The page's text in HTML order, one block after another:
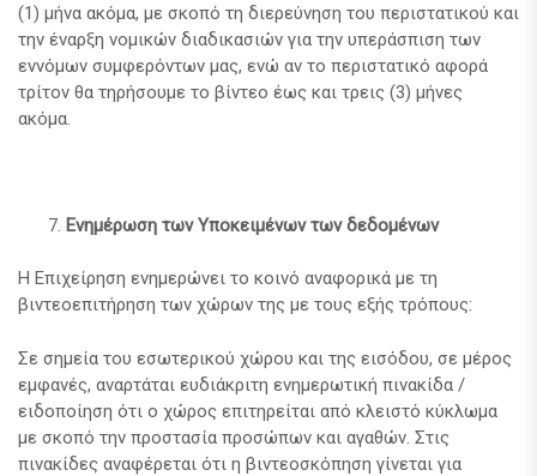
(1) μήνα ακόμα, με σκοπό τη διερεύνηση του περιστατικού και
την έναρξη νομικών διαδικασιών για την υπεράσπιση των
εννόμων συμφερόντων μας, ενώ αν το περιστατικό αφορά
τρίτον θα τηρήσουμε το βίντεο έως και τρεις (3) μήνες
ακόμα.
Ενημέρωση των Υποκειμένων των δεδομένων
Η Επιχείρηση ενημερώνει το κοινό αναφορικά με τη
βιντεοεπιτήρηση των χώρων της με τους εξής τρόπους:
Σε σημεία του εσωτερικού χώρου και της εισόδου, σε μέρος
εμφανές, αναρτάται ευδιάκριτη ενημερωτική πινακίδα /
ειδοποίηση ότι ο χώρος επιτηρείται από κλειστό κύκλωμα
με σκοπό την προστασία προσώπων και αγαθών. Στις
πινακίδες αναφέρεται ότι η βιντεοσκόπηση γίνεται για